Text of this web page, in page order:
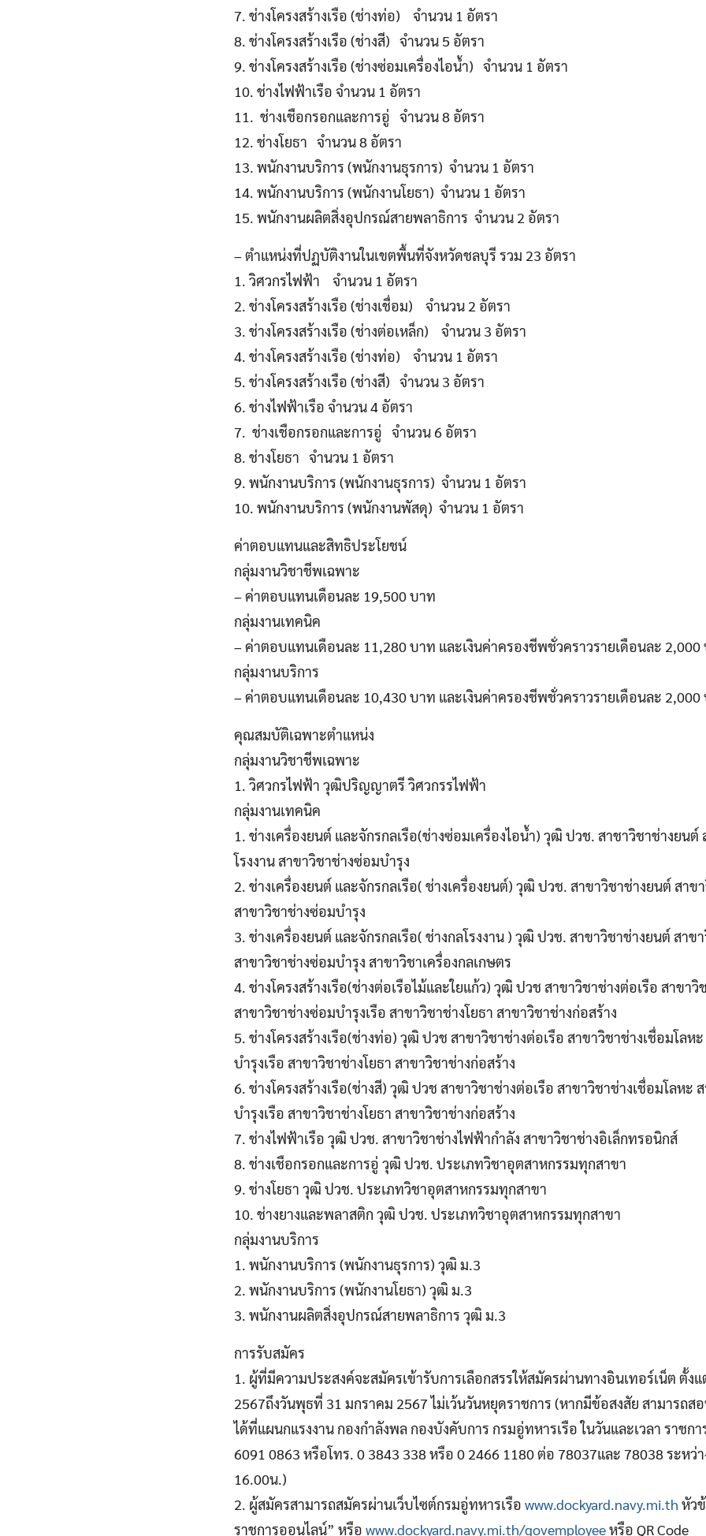
7. ช่างโครงสร้างเรือ (ช่างท่อ) จำนวน 1 อัตรา
8. ช่างโครงสร้างเรือ (ช่างสี) จำนวน 5 อัตรา
9. ช่างโครงสร้างเรือ (ช่างซ่อมเครื่องไอน้ำ) จำนวน 1 อัตรา
10. ช่างไฟฟ้าเรือ จำนวน 1 อัตรา
11. ช่างเชือกรอกและการอู่ จำนวน 8 อัตรา
12. ช่างโยธา จำนวน 8 อัตรา
13. พนักงานบริการ (พนักงานธุรการ) จำนวน 1 อัตรา
14. พนักงานบริการ (พนักงานโยธา) จำนวน 1 อัตรา
15. พนักงานผลิตสิ่งอุปกรณ์สายพลาธิการ จำนวน 2 อัตรา
– ตำแหน่งที่ปฏบัติงานในเขตพื้นที่จังหวัดชลบุรี รวม 23 อัตรา
1. วิศวกรไฟฟ้า จำนวน 1 อัตรา
2. ช่างโครงสร้างเรือ (ช่างเชื่อม) จำนวน 2 อัตรา
3. ช่างโครงสร้างเรือ (ช่างต่อเหล็ก) จำนวน 3 อัตรา
4. ช่างโครงสร้างเรือ (ช่างท่อ) จำนวน 1 อัตรา
5. ช่างโครงสร้างเรือ (ช่างสี) จำนวน 3 อัตรา
6. ช่างไฟฟ้าเรือ จำนวน 4 อัตรา
7. ช่างเชือกรอกและการอู่ จำนวน 6 อัตรา
8. ช่างโยธา จำนวน 1 อัตรา
9. พนักงานบริการ (พนักงานธุรการ) จำนวน 1 อัตรา
10. พนักงานบริการ (พนักงานพัสดุ) จำนวน 1 อัตรา
ค่าตอบแทนและสิทธิประโยชน์
กลุ่มงานวิชาชีพเฉพาะ
– ค่าตอบแทนเดือนละ 19,500 บาท
กลุ่มงานเทคนิค
– ค่าตอบแทนเดือนละ 11,280 บาท และเงินค่าครองชีพชั่วคราวรายเดือนละ 2,000
กลุ่มงานบริการ
– ค่าตอบแทนเดือนละ 10,430 บาท และเงินค่าครองชีพชั่วคราวรายเดือนละ 2,000
คุณสมบัติเฉพาะตำแหน่ง
กลุ่มงานวิชาชีพเฉพาะ
1. วิศวกรไฟฟ้า วุฒิปริญญาตรี วิศวกรรไฟฟ้า
กลุ่มงานเทคนิค
1. ช่างเครื่องยนต์ และจักรกลเรือ(ช่างซ่อมเครื่องไอน้ำ) วุฒิ ปวช. สาชาวิชาช่างยนต์
โรงงาน สาขาวิชาช่างซ่อมบำรุง
2. ช่างเครื่องยนต์ และจักรกลเรือ( ช่างเครื่องยนต์) วุฒิ ปวช. สาขาวิชาช่างยนต์ สาข
สาขาวิชาช่างซ่อมบำรุง
3. ช่างเครื่องยนต์ และจักรกลเรือ( ช่างกลโรงงาน ) วุฒิ ปวช. สาขาวิชาช่างยนต์ สาข
สาขาวิชาช่างซ่อมบำรุง สาขาวิชาเครื่องกลเกษตร
4. ช่างโครงสร้างเรือ(ช่างต่อเรือไม้และใยแก้ว) วุฒิ ปวช สาขาวิชาช่างต่อเรือ สาขาวิ
สาขาวิชาช่างซ่อมบำรุงเรือ สาขาวิชาช่างโยธา สาขาวิชาช่างก่อสร้าง
5. ช่างโครงสร้างเรือ(ช่างท่อ) วุฒิ ปวช สาขาวิชาช่างต่อเรือ สาขาวิชาช่างเชื่อมโลห
บำรุงเรือ สาขาวิชาช่างโยธา สาขาวิชาช่างก่อสร้าง
6. ช่างโครงสร้างเรือ(ช่างสี) วุฒิ ปวช สาขาวิชาช่างต่อเรือ สาขาวิชาช่างเชื่อมโลหะ
บำรุงเรือ สาขาวิชาช่างโยธา สาขาวิชาช่างก่อสร้าง
7. ช่างไฟฟ้าเรือ วุฒิ ปวช. สาขาวิชาช่างไฟฟ้ากำลัง สาขาวิชาช่างอิเล็กทรอนิกส์
8. ช่างเชือกรอกและการอู่ วุฒิ ปวช. ประเภทวิชาอุตสาหกรรมทุกสาขา
9. ช่างโยธา วุฒิ ปวช. ประเภทวิชาอุตสาหกรรมทุกสาขา
10. ช่างยางและพลาสติก วุฒิ ปวช. ประเภทวิชาอุตสาหกรรมทุกสาขา
กลุ่มงานบริการ
1. พนักงานบริการ (พนักงานธุรการ) วุฒิ ม.3
2. พนักงานบริการ (พนักงานโยธา) วุฒิ ม.3
3. พนักงานผลิตสิ่งอุปกรณ์สายพลาธิการ วุฒิ ม.3
การรับสมัคร
1. ผู้ที่มีความประสงค์จะสมัครเข้ารับการเลือกสรรให้สมัครผ่านทางอินเทอร์เน็ต ตั้ง
2567ถึงวันพุธที่ 31 มกราคม 2567 ไม่เว้นวันหยุดราชการ (หากมีข้อสงสัย สามารถส
ได้ที่แผนกแรงงาน กองกําลังพล กองบังคับการ กรมอู่ทหารเรือ ในวันและเวลา ราชก
6091 0863 หรือโทร. 0 3843 338 หรือ 0 2466 1180 ต่อ 78037และ 78038 ระหว่า
16.00น.)
2. ผู้สมัครสามารถสมัครผ่านเว็บไซต์กรมอู่ทหารเรือ www.dockyard.navy.mi.th หัว
ราชการออนไลน์” หรือ www.dockyard.navy.mi.th/govemployeeหรือ QR Code